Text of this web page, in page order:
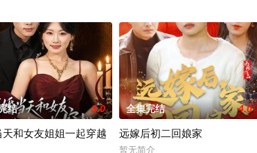
结 3.0
天和女友姐姐一起穿越
全集完结 4.0
远嫁后初二回娘家
暂无简介